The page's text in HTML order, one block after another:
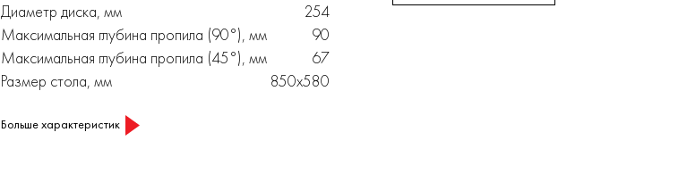
Диаметр диска, мм
254
Максимальная глубина пропила (90°), мм
90
Максимальная глубина пропила (45°), мм
67
Размер стола, мм
850х580
Больше характеристик